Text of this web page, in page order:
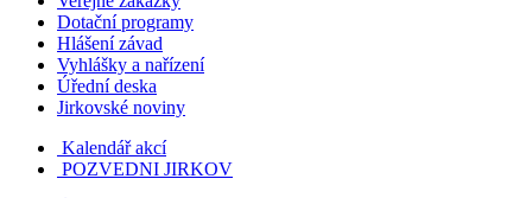
Dotační programy
Hlášení závad
Vyhlášky a nařízení
Úřední deska
Jirkovské noviny
Kalendář akcí
POZVEDNI JIRKOV